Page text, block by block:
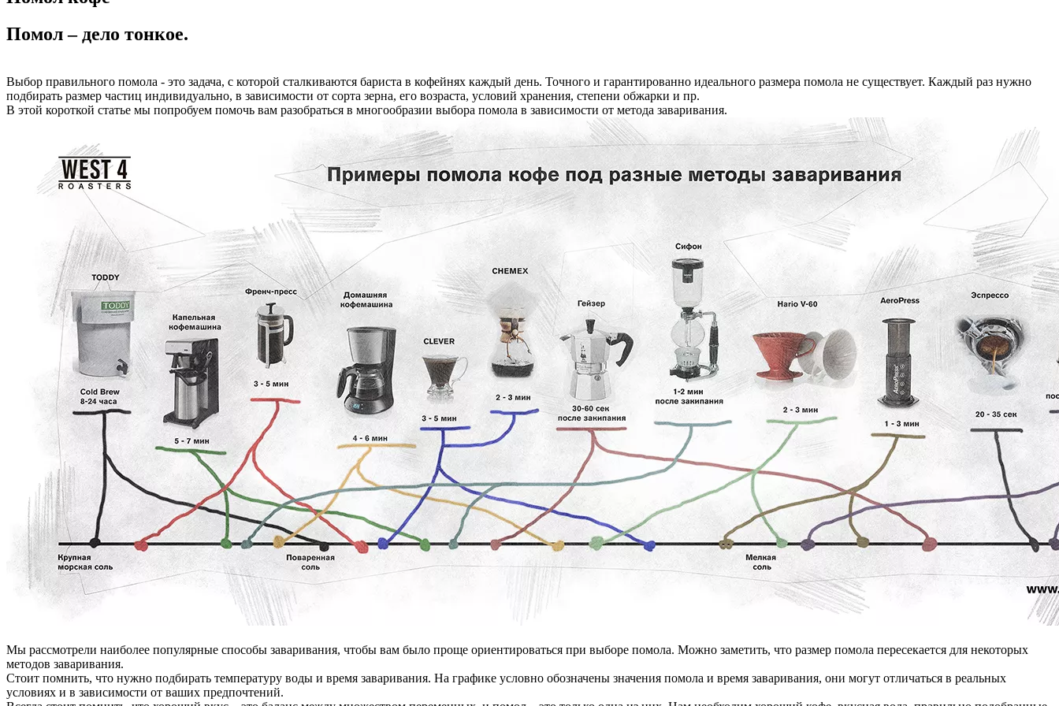
Помол – дело тонкое.
Выбор правильного помола - это задача, с которой сталкиваются бариста в кофейнях каждый день. Точного и гарантированно идеального размера помола не существует. Каждый раз нужно
подбирать размер частиц индивидуально, в зависимости от сорта зерна, его возраста, условий хранения, степени обжарки и пр.
В этой короткой статье мы попробуем помочь вам разобраться в многообразии выбора помола в зависимости от метода заваривания.
Мы рассмотрели наиболее популярные способы заваривания, чтобы вам было проще ориентироваться при выборе помола. Можно заметить, что размер помола пересекается для некоторых
методов заваривания.
Стоит помнить, что нужно подбирать температуру воды и время заваривания. На графике условно обозначены значения помола и время заваривания, они могут отличаться в реальных
условиях и в зависимости от ваших предпочтений.